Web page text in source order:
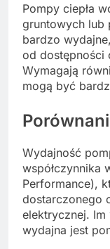
Pompy ciepła
gruntowych lub
bardzo
od dostępności
Wymagają
mogą być
Wydajność
współczynnika
Performance),
dostarczonego
elektrycznej. Im
wydajna jest